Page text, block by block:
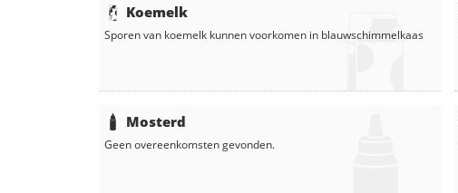
Koemelk
Sporen van koemelk kunnen voorkomen in blauwschimmelkaas
Mosterd
Geen overeenkomsten gevonden.